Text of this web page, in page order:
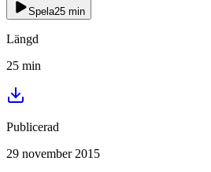
Spela25 min
Längd
25 min
Publicerad
29 november 2015